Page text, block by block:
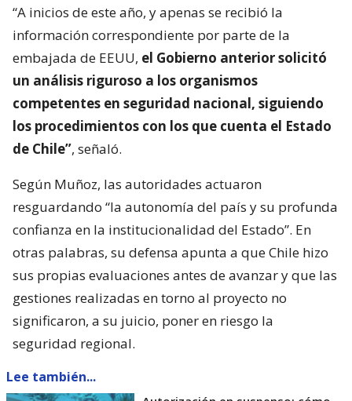
“A inicios de este año, y apenas se recibió la
información correspondiente por parte de la
embajada de EEUU, el Gobierno anterior solicitó
un análisis riguroso a los organismos
competentes en seguridad nacional, siguiendo
los procedimientos con los que cuenta el Estado
de Chile”, señaló.
Según Muñoz, las autoridades actuaron
resguardando “la autonomía del país y su profunda
confianza en la institucionalidad del Estado”. En
otras palabras, su defensa apunta a que Chile hizo
sus propias evaluaciones antes de avanzar y que las
gestiones realizadas en torno al proyecto no
significaron, a su juicio, poner en riesgo la
seguridad regional.
Lee también...